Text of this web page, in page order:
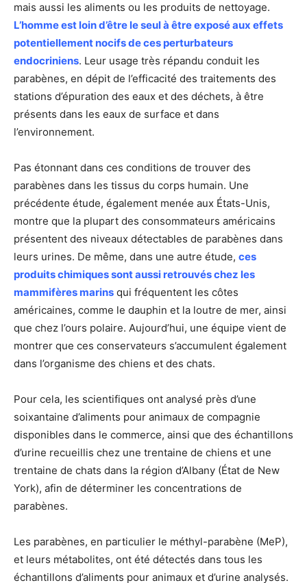
mais aussi les aliments ou les produits de nettoyage.
L’homme est loin d’être le seul à être exposé aux effets
potentiellement nocifs de ces perturbateurs
endocriniens. Leur usage très répandu conduit les
parabènes, en dépit de l’efficacité des traitements des
stations d’épuration des eaux et des déchets, à être
présents dans les eaux de surface et dans
l’environnement.
Pas étonnant dans ces conditions de trouver des
parabènes dans les tissus du corps humain. Une
précédente étude, également menée aux États-Unis,
montre que la plupart des consommateurs américains
présentent des niveaux détectables de parabènes dans
leurs urines. De même, dans une autre étude, ces
produits chimiques sont aussi retrouvés chez les
mammifères marins qui fréquentent les côtes
américaines, comme le dauphin et la loutre de mer, ainsi
que chez l’ours polaire. Aujourd’hui, une équipe vient de
montrer que ces conservateurs s’accumulent également
dans l’organisme des chiens et des chats.
Pour cela, les scientifiques ont analysé près d’une
soixantaine d’aliments pour animaux de compagnie
disponibles dans le commerce, ainsi que des échantillons
d’urine recueillis chez une trentaine de chiens et une
trentaine de chats dans la région d’Albany (État de New
York), afin de déterminer les concentrations de
parabènes.
Les parabènes, en particulier le méthyl-parabène (MeP),
et leurs métabolites, ont été détectés dans tous les
échantillons d’aliments pour animaux et d’urine analysés.